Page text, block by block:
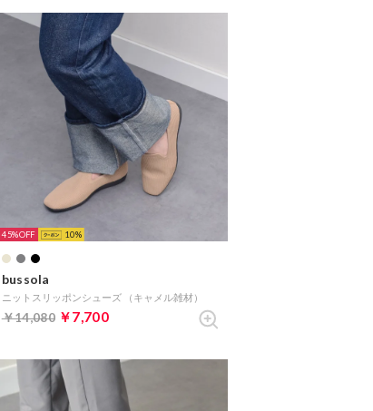
45% 10
bussola
ニットスリッポンシューズ （キャメル雑材）
￥14,080 ￥7,700